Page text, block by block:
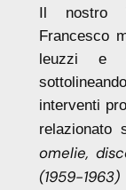
Il nostro
Francesco
leuzzi e
interventi
relazionato
omelie,
(1959-